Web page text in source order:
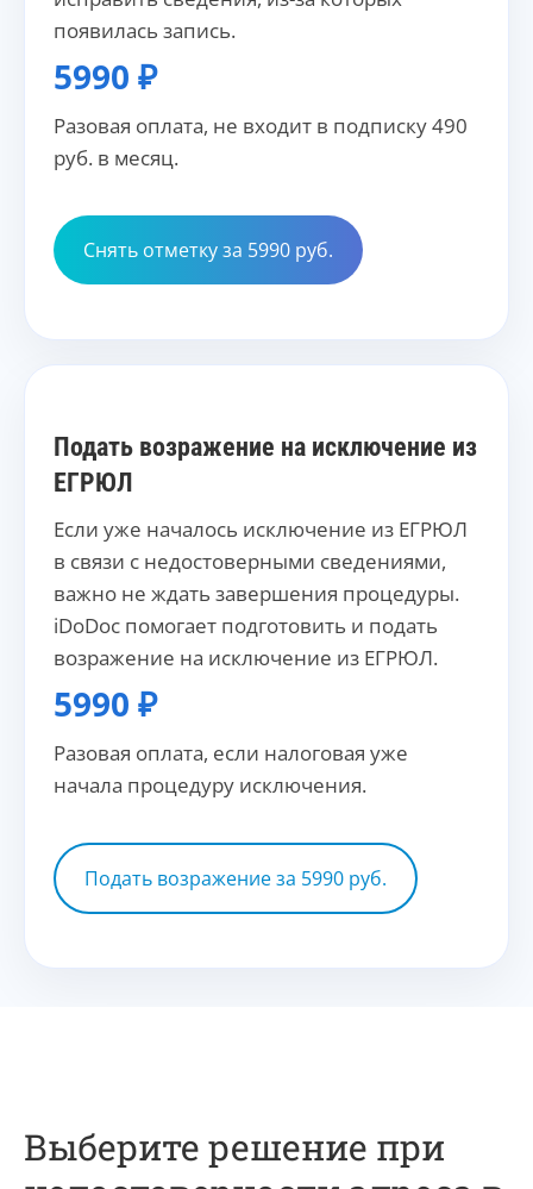
появилась запись.
5990 ₽
Разовая оплата, не входит в подписку 490
руб. в месяц.
Снять отметку за 5990 руб.
Подать возражение на исключение из
ЕГРЮЛ
Если уже началось исключение из ЕГРЮЛ
в связи с недостоверными сведениями,
важно не ждать завершения процедуры.
iDoDoc помогает подготовить и подать
возражение на исключение из ЕГРЮЛ.
5990 ₽
Разовая оплата, если налоговая уже
начала процедуру исключения.
Подать возражение за 5990 руб.
Выберите решение при